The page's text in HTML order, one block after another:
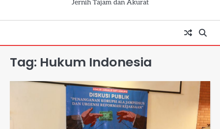
Jernih Tajam dan Akurat
Tag: Hukum Indonesia